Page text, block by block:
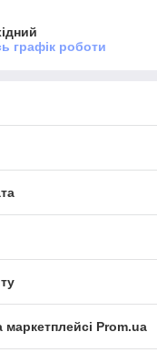
графік роботи
Prom.ua